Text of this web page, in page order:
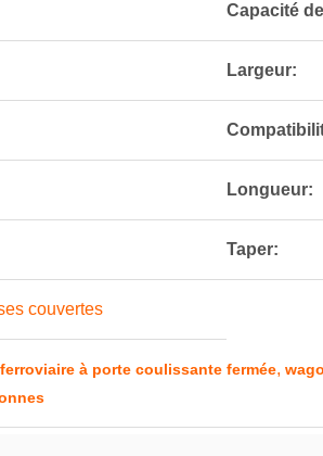
Capacité
Largeur:
Longueur:
Taper:
couvertes
à porte coulissante fermée,